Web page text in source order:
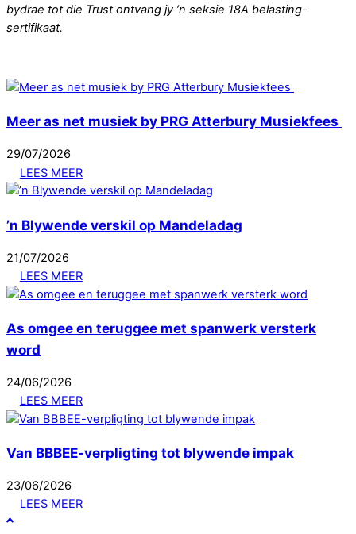
bydrae tot die Trust ontvang jy ’n seksie 18A belasting-
sertifikaat.
Meer as net musiek by PRG Atterbury Musiekfees
29/07/2026
LEES MEER
’n Blywende verskil op Mandeladag
21/07/2026
LEES MEER
As omgee en teruggee met spanwerk versterk
word
24/06/2026
LEES MEER
Van BBBEE-verpligting tot blywende impak
23/06/2026
LEES MEER